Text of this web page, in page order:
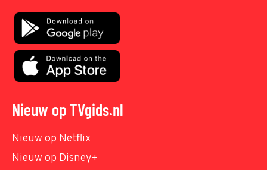
Nieuw op TVgids.nl
Nieuw op Netflix
Nieuw op Disney+